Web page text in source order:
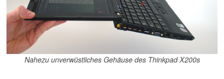
Nahezu unverwüstliches Gehäuse des Thinkpad X200s